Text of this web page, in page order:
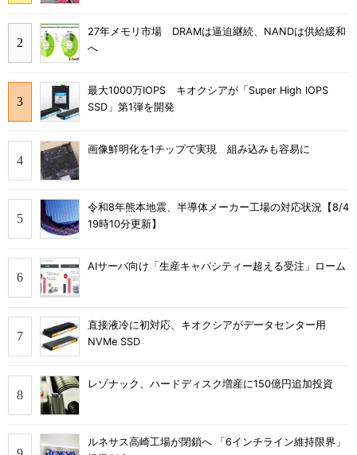
27年メモリ市場 DRAMは逼迫継続、NANDは供給緩和
へ
最大1000万IOPS キオクシアが「Super High IOPS
SSD」第1弾を開発
画像鮮明化を1チップで実現 組み込みも容易に
令和8年熊本地震、半導体メーカー工場の対応状況【8/4
19時10分更新】
AIサーバ向け「生産キャパシティー超える受注」ローム
直接液冷に初対応、キオクシアがデータセンター用
NVMe SSD
レゾナック、ハードディスク増産に150億円追加投資
ルネサス高崎工場が閉鎖へ 「6インチライン維持限界」